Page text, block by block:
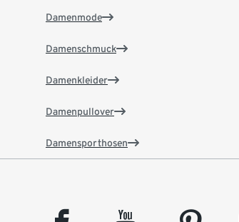
Damenmode
Damenschmuck
Damenkleider
Damenpullover
Damensporthosen